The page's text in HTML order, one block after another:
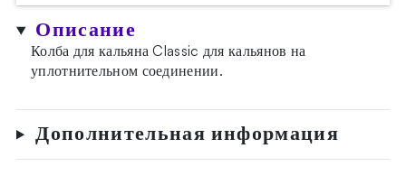
Описание
Колба для кальяна Classic для кальянов на
уплотнительном соединении.
Дополнительная информация